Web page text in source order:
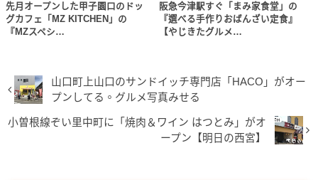
先月オープンした甲子園口のドッ
グカフェ「MZ KITCHEN」の
『MZスペシ…
阪急今津駅すぐ「まみ家食堂」の
『選べる手作りおばんざい定食』
【やじきたグルメ…
山口町上山口のサンドイッチ専門店「HACO」がオー
プンしてる。グルメ写真みせる
小曽根線ぞい里中町に「焼肉＆ワイン はつとみ」がオ
ープン【明日の西宮】